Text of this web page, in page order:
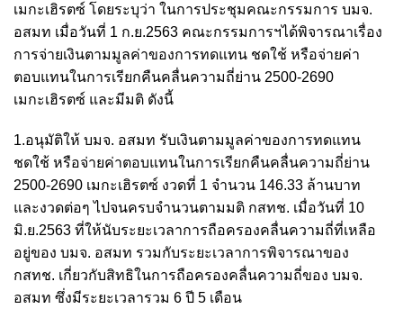
เมกะเฮิรตซ์ โดยระบุว่า ในการประชุมคณะกรรมการ บมจ.
อสมท เมื่อวันที่ 1 ก.ย.2563 คณะกรรมการฯได้พิจารณาเรื่อง
การจ่ายเงินตามมูลค่าของการทดแทน ชดใช้ หรือจ่ายค่า
ตอบแทนในการเรียกคืนคลื่นความถี่ย่าน 2500-2690
เมกะเฮิรตซ์ และมีมติ ดังนี้
1.อนุมัติให้ บมจ. อสมท รับเงินตามมูลค่าของการทดแทน
ชดใช้ หรือจ่ายค่าตอบแทนในการเรียกคืนคลื่นความถี่ย่าน
2500-2690 เมกะเฮิรตซ์ งวดที่ 1 จำนวน 146.33 ล้านบาท
และงวดต่อๆ ไปจนครบจำนวนตามมติ กสทช. เมื่อวันที่ 10
มิ.ย.2563 ที่ให้นับระยะเวลาการถือครองคลื่นความถี่ที่เหลือ
อยู่ของ บมจ. อสมท รวมกับระยะเวลาการพิจารณาของ
กสทช. เกี่ยวกับสิทธิในการถือครองคลื่นความถี่ของ บมจ.
อสมท ซึ่งมีระยะเวลารวม 6 ปี 5 เดือน